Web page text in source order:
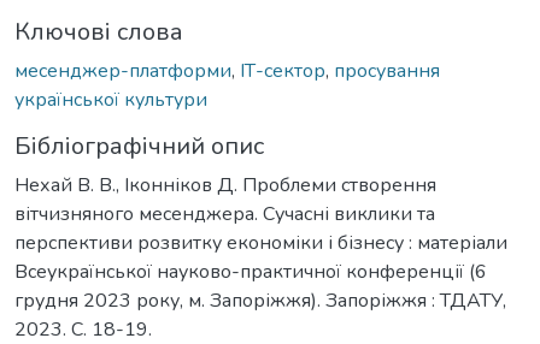
Ключові слова
месенджер-платформи, ІТ-сектор, просування
української культури
Бібліографічний опис
Нехай В. В., Іконніков Д. Проблеми створення
вітчизняного месенджера. Сучасні виклики та
перспективи розвитку економіки і бізнесу : матеріали
Всеукраїнської науково-практичної конференції (6
грудня 2023 року, м. Запоріжжя). Запоріжжя : ТДАТУ,
2023. С. 18-19.